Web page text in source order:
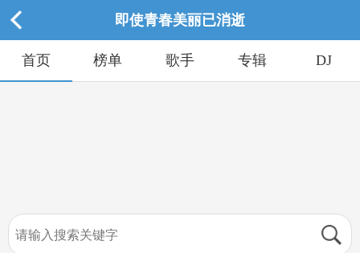
即使青春美丽已消逝
首页 榜单 歌手 专辑 DJ